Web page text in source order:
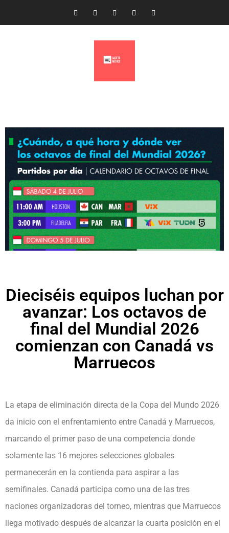
Dieciséis equipos luchan por
avanzar: Los octavos de
final del Mundial 2026
comienzan con Canadá vs
Marruecos
La etapa de eliminación directa de la Copa del Mundo 2026
da inicio con el enfrentamiento entre Canadá y Marruecos,
marcando el primer paso de una competencia donde
solamente las 16 mejores selecciones globales
permanecerán en la contienda para aspirar a las
semifinales. Canadá participa como una de las tres
naciones organizadoras del torneo, mientras que Marruecos
llega motivado después de alcanzar la cuarta posición en el